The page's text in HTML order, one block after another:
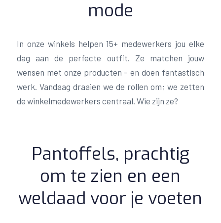
mode
In onze winkels helpen 15+ medewerkers jou elke
dag aan de perfecte outfit. Ze matchen jouw
wensen met onze producten – en doen fantastisch
werk. Vandaag draaien we de rollen om; we zetten
de winkelmedewerkers centraal. Wie zijn ze?
Pantoffels, prachtig
om te zien en een
weldaad voor je voeten